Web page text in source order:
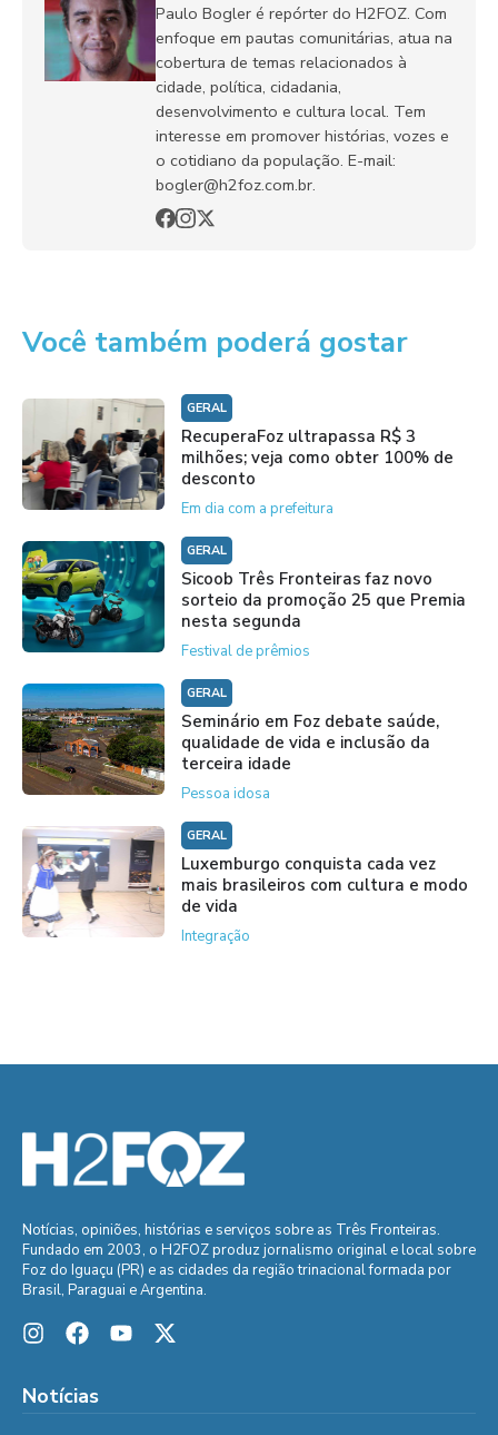
Paulo Bogler é repórter do H2FOZ. Com
enfoque em pautas comunitárias, atua na
cobertura de temas relacionados à
cidade, política, cidadania,
desenvolvimento e cultura local. Tem
interesse em promover histórias, vozes e
o cotidiano da população. E-mail:
bogler@h2foz.com.br.
Você também poderá gostar
GERAL
RecuperaFoz ultrapassa R$ 3
milhões; veja como obter 100% de
desconto
Em dia com a prefeitura
GERAL
Sicoob Três Fronteiras faz novo
sorteio da promoção 25 que Premia
nesta segunda
Festival de prêmios
GERAL
Seminário em Foz debate saúde,
qualidade de vida e inclusão da
terceira idade
Pessoa idosa
GERAL
Luxemburgo conquista cada vez
mais brasileiros com cultura e modo
de vida
Integração
Notícias, opiniões, histórias e serviços sobre as Três Fronteiras.
Fundado em 2003, o H2FOZ produz jornalismo original e local sobre
Foz do Iguaçu (PR) e as cidades da região trinacional formada por
Brasil, Paraguai e Argentina.
Notícias